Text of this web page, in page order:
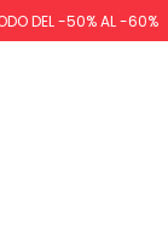
DEL -50% AL -60%